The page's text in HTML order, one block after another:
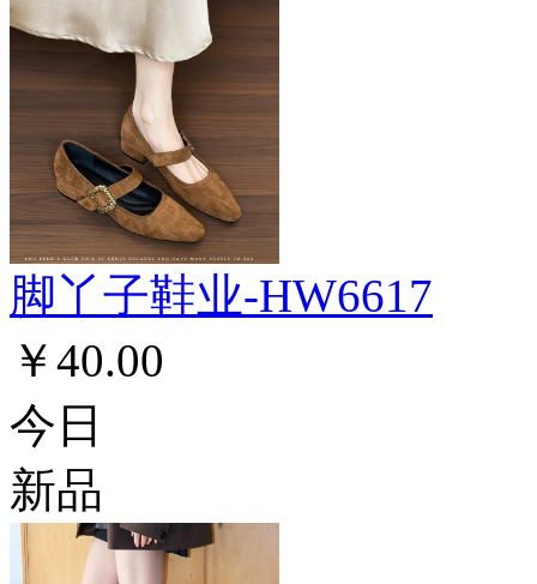
脚丫子鞋业-HW6617
￥40.00
今日
新品